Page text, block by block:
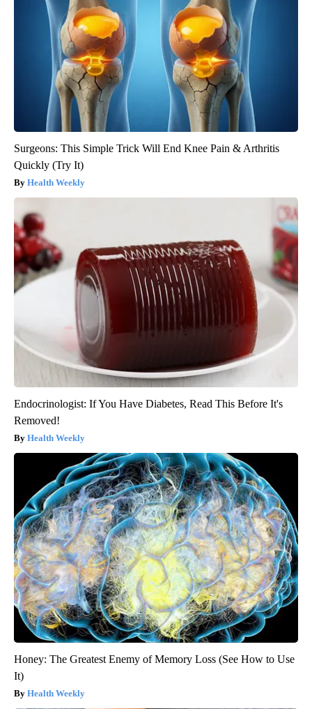
Surgeons: This Simple Trick Will End Knee Pain & Arthritis
Quickly (Try It)
Health Weekly
Endocrinologist: If You Have Diabetes, Read This Before It's
Removed!
Health Weekly
Honey: The Greatest Enemy of Memory Loss (See How to Use
It)
Health Weekly